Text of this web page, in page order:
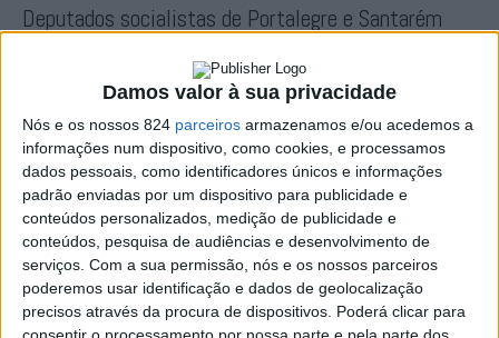
Damos valor à sua privacidade
Nós e os nossos 824 parceiros armazenamos e/ou acedemos a
informações num dispositivo, como cookies, e processamos
dados pessoais, como identificadores únicos e informações
padrão enviadas por um dispositivo para publicidade e
conteúdos personalizados, medição de publicidade e
conteúdos, pesquisa de audiências e desenvolvimento de
serviços. Com a sua permissão, nós e os nossos parceiros
poderemos usar identificação e dados de geolocalização
precisos através da procura de dispositivos. Poderá clicar para
consentir o processamento por nossa parte e pela parte dos
Deputados socialistas de Portalegre e Santarém
6 de Julho, 2022